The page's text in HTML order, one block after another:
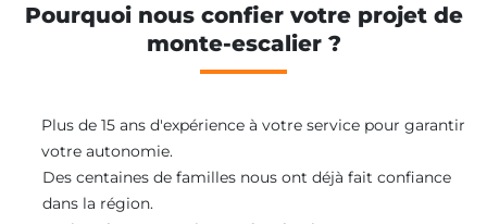
Pourquoi nous confier votre projet de
monte-escalier ?
Plus de 15 ans d'expérience à votre service pour garantir
votre autonomie.
Des centaines de familles nous ont déjà fait confiance
dans la région.